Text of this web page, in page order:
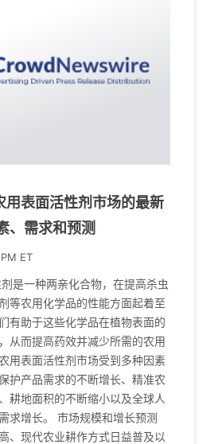
表面活性剂市场的最新
、需求和预测
ET
是一种两亲化合物，在提高杀虫
等农用化学品的性能方面起着至
有助于这些化学品在植物表面的
从而提高药效并减少所需的农用
用表面活性剂市场受到多种因素
护产品需求的不断增长、精准农
耕地面积的不断缩小以及全球人
求增长。 市场规模和增长预测
、现代农业耕作方式日益普及以